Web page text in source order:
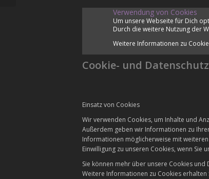
Verwendung von Cookies
Um unsere Webseite für Dich
Durch die weitere Nutzung der
Weitere Informationen zu
Cookie- und
Einsatz von Cookies
Wir verwenden Cookies, um Inhalte und
Außerdem geben wir Informationen zu
Informationen möglicherweise mit
Einwilligung zu unseren Cookies, wenn Sie
Sie können mehr über unsere Cookies
Weitere Informationen zu Cookies erhalten